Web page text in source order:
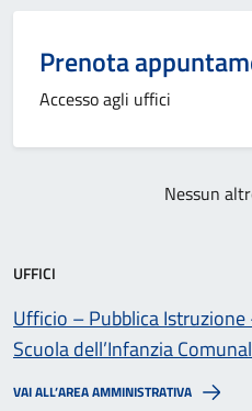
Prenota
Accesso agli uffici
Nessun
UFFICI
Ufficio – Pubblica
Scuola dell’Infanzia
VAI ALL’AREA AMMINISTRATIVA